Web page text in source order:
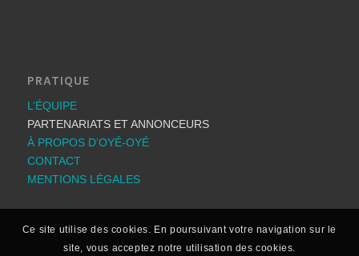
PRATIQUE
L’ÉQUIPE
PARTENARIATS ET ANNONCEURS
À PROPOS D’OYÉ-OYÉ
CONTACT
MENTIONS LÉGALES
Ce site utilise des cookies. En poursuivant votre navigation sur le
site, vous acceptez notre utilisation des cookies.